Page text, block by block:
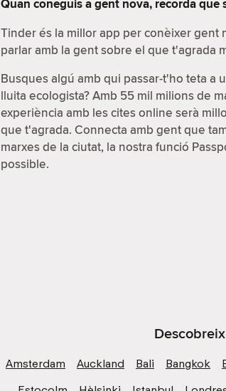
Quan coneguis a gent nova, recorda que
Tinder és la millor app per conèixer gent
parlar amb la gent sobre el que t'agrada
Busques algú amb qui passar-t'ho teta a
lluita ecologista? Amb 55 mil milions de
experiència amb les cites online serà
que t'agrada. Connecta amb gent que
marxes de la ciutat, la nostra funció
possible.
Amsterdam Auckland Bali Bangkok